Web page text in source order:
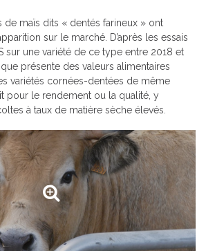
de maïs dits « dentés farineux » ont
sur le marché. D’après les essais
sur une variété de ce type entre 2018 et
présente des valeurs alimentaires
variétés cornées-dentées de même
pour le rendement ou la qualité, y
à taux de matière sèche élevés.